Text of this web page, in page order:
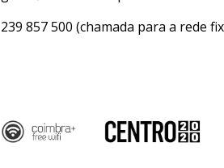
239 857 500 (chamada para a rede